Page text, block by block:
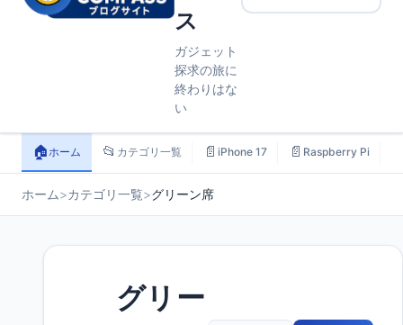
ス
ガジェット
探求の旅に
終わりはな
い
🏠ホーム 📂 カテゴリ一覧 📄 iPhone 17 📄 Raspberry Pi
ホーム>カテゴリ一覧>グリーン席
グリー